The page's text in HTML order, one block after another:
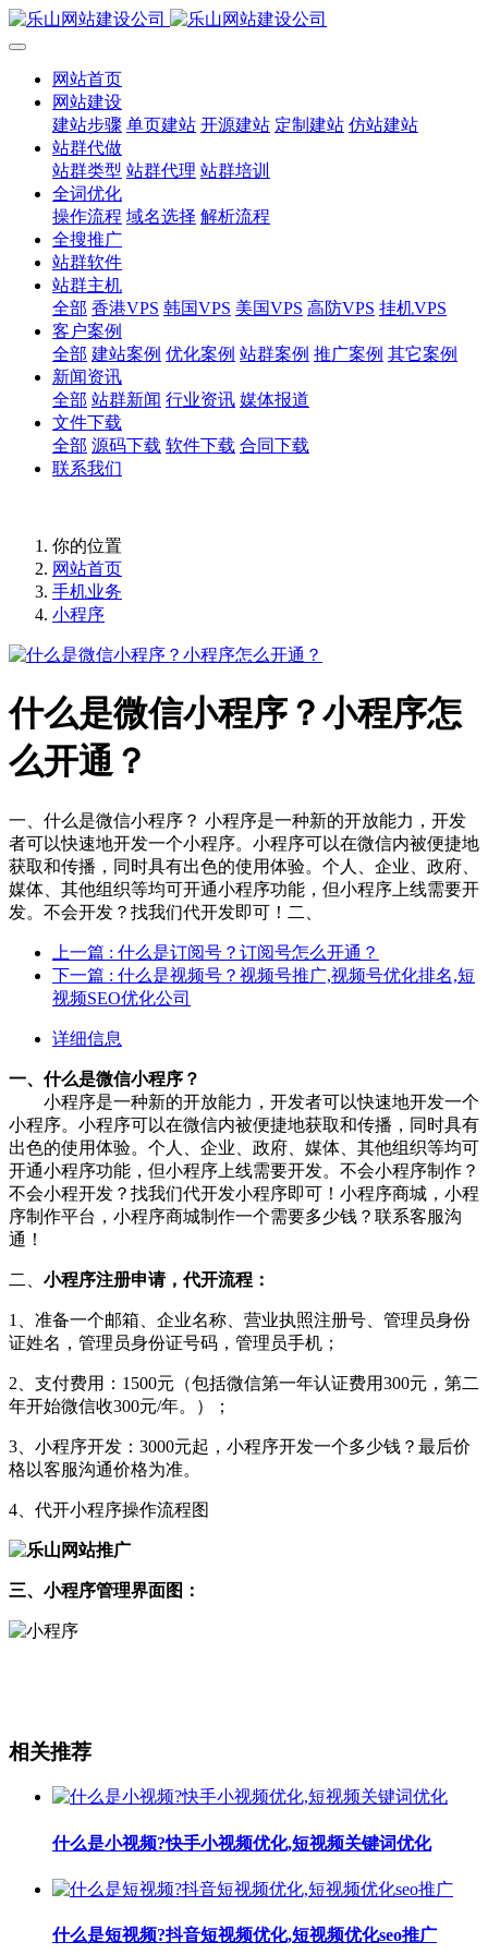
网站首页
网站建设
建站步骤 单页建站 开源建站 定制建站 仿站建站
站群代做
站群类型 站群代理 站群培训
全词优化
操作流程 域名选择 解析流程
全搜推广
站群软件
站群主机
全部 香港VPS 韩国VPS 美国VPS 高防VPS 挂机VPS
客户案例
全部 建站案例 优化案例 站群案例 推广案例 其它案例
新闻资讯
全部 站群新闻 行业资讯 媒体报道
文件下载
全部 源码下载 软件下载 合同下载
联系我们
你的位置
网站首页
手机业务
小程序
什么是微信小程序？小程序怎
么开通？
一、什么是微信小程序？ 小程序是一种新的开放能力，开发
者可以快速地开发一个小程序。小程序可以在微信内被便捷地
获取和传播，同时具有出色的使用体验。个人、企业、政府、
媒体、其他组织等均可开通小程序功能，但小程序上线需要开
发。不会开发？找我们代开发即可！二、
上一篇 : 什么是订阅号？订阅号怎么开通？
下一篇 : 什么是视频号？视频号推广,视频号优化排名,短
视频SEO优化公司
详细信息
一、什么是微信小程序？
小程序是一种新的开放能力，开发者可以快速地开发一个
小程序。小程序可以在微信内被便捷地获取和传播，同时具有
出色的使用体验。个人、企业、政府、媒体、其他组织等均可
开通小程序功能，但小程序上线需要开发。不会小程序制作？
不会小程开发？找我们代开发小程序即可！小程序商城，小程
序制作平台，小程序商城制作一个需要多少钱？联系客服沟
通！
二、 小程序注册申请，代开流程：
1、准备一个邮箱、企业名称、营业执照注册号、管理员身份
证姓名，管理员身份证号码，管理员手机；
2、支付费用：1500元（包括微信第一年认证费用300元，第二
年开始微信收300元/年。）；
3、小程序开发：3000元起，小程序开发一个多少钱？最后价
格以客服沟通价格为准。
4、代开小程序操作流程图
三、小程序管理界面图：
相关推荐
什么是小视频?快手小视频优化,短视频关键词优化
什么是短视频?抖音短视频优化,短视频优化seo推广